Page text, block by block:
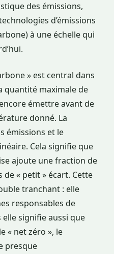
des émissions,
d’émissions
à une échelle qui
» est central dans
quantité maximale de
émettre avant de
donné. La
émissions et le
Cela signifie que
ajoute une fraction de
de « petit » écart. Cette
tranchant : elle
responsables de
signifie aussi que
« net zéro », le
presque